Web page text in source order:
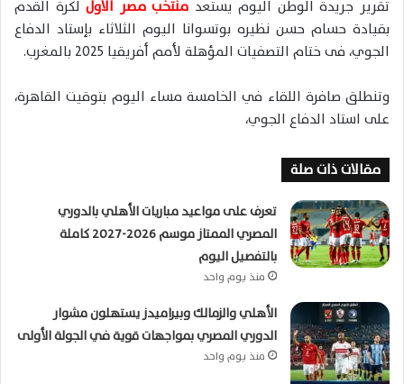
تقرير جريدة الوطن اليوم يستعد منتخب مصر الاوللكرة القدم
بقيادة حسام حسن نظيره بوتسوانا اليوم الثلاثاء بإستاد الدفاع
الجوي، فى ختام التصفيات المؤهلة لأمم أفريقيا 2025 بالمغرب.
وتنطلق صافرة اللقاء في الخامسة مساء اليوم بتوقيت القاهرة،
على استاد الدفاع الجوي،
مقالات ذات صلة
تعرف على مواعيد مباريات الأهلي بالدوري
المصري الممتاز موسم 2026-2027 كاملة
بالتفصيل اليوم
منذ يوم واحد
الأهلي والزمالك وبيراميدز يستهلون مشوار
الدوري المصري بمواجهات قوية في الجولة الأولى
منذ يوم واحد